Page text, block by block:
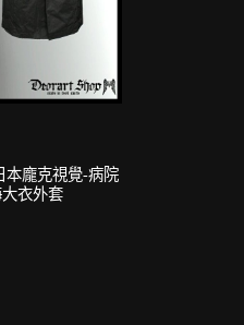
本龐克視覺-病院
衣外套